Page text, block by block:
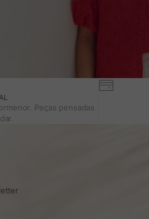
Peças pensadas